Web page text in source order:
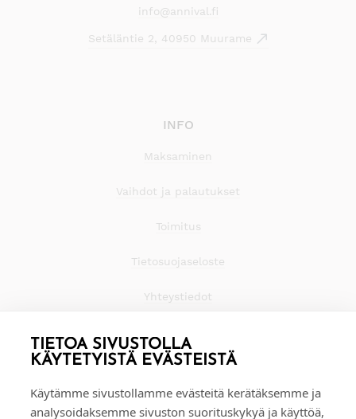
TIETOA SIVUSTOLLA
KÄYTETYISTÄ EVÄSTEISTÄ
Käytämme sivustollamme evästeitä kerätäksemme ja
analysoidaksemme sivuston suorituskykyä ja käyttöä,
info@annival.fi
Setäläntie 2, 40950 Muurame
INFO
Maksaminen
Vaihdot ja palautukset
Toimitus
Tietosuojaseloste
Yhteystiedot